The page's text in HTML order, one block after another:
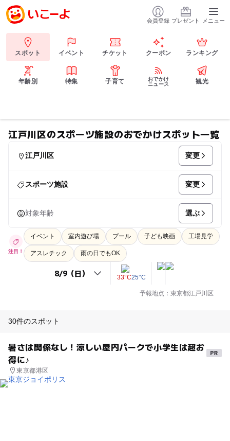
会員登録 プレゼント メニュー
スポット イベント チケット クーポン ランキング
年齢別 特集 子育て
おでかけ
ニュース
観光
江戸川区のスポーツ施設のおでかけスポット一覧
江戸川区 変更
スポーツ施設 変更
対象年齢 選ぶ
注目！
イベント 室内遊び場 プール 子ども映画 工場見学
アスレチック 雨の日でもOK
33°C25°C
予報地点：東京都江戸川区
30件のスポット
暑さは関係なし！涼しい屋内パークで小学生は超お
得に♪
東京都港区